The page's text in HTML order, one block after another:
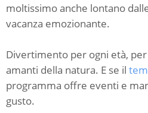
moltissimo anche lontano
vacanza emozionante.
Divertimento per ogni età,
amanti della natura. E se il
programma offre eventi e
gusto.